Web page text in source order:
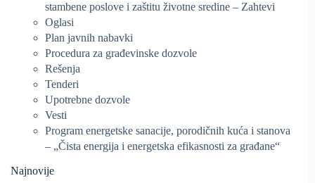
stambene poslove i zaštitu životne sredine – Zahtevi
Oglasi
Plan javnih nabavki
Procedura za građevinske dozvole
Rešenja
Tenderi
Upotrebne dozvole
Vesti
Program energetske sanacije, porodičnih kuća i stanova
– „Čista energija i energetska efikasnosti za građane“
Najnovije